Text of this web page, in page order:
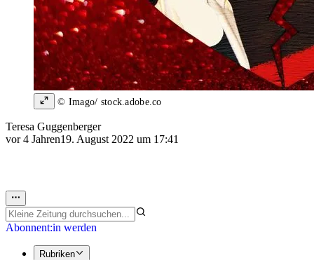
© Imago/ stock.adobe.co
Teresa Guggenberger
vor 4 Jahren19. August 2022 um 17:41
Abonnent:in werden
Rubriken